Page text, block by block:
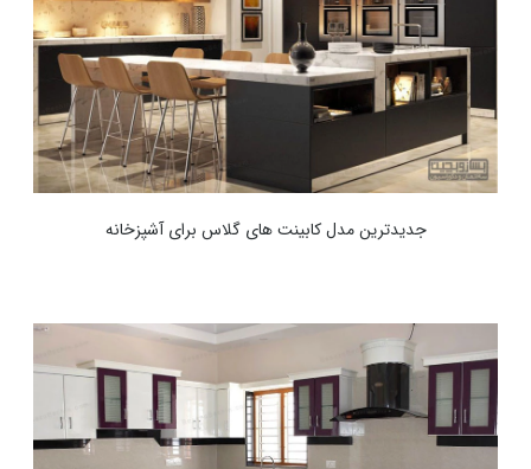
جدید‌ترین مدل کابینت های گلاس برای آشپزخانه